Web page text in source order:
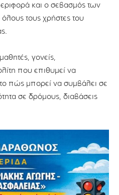
και ο σεβασμός των
τους χρήστες του
γονείς,
που επιθυμεί να
πώς μπορεί να συμβάλει σε
σε δρόμους, διαβάσεις